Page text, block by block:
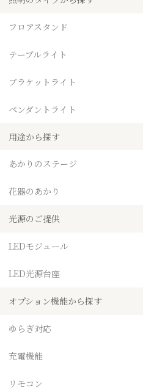
フロアスタンド
テーブルライト
ブラケットライト
ペンダントライト
用途から探す
あかりのステージ
花器のあかり
光源のご提供
LEDモジュール
LED光源台座
オプション機能から探す
ゆらぎ対応
充電機能
リモコン